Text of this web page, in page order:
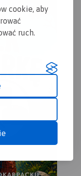
cookie, aby
ruch.